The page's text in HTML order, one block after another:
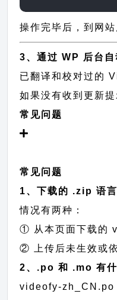
操作完毕后，到网
3、通过 WP 后台自
已翻译和校对过的
如果没有收到更新
常见问题
常见问题
1、下载的 .zip 语言
情况有两种：
① 从本页面下载的
② 上传后未生效或
2、.po 和 .mo 有什
videofy-zh_CN.po